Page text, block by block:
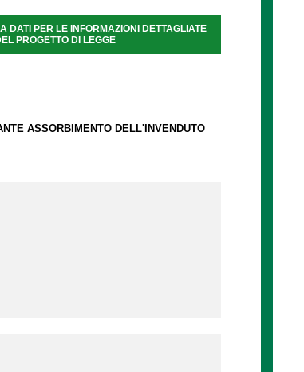
DATI PER LE INFORMAZIONI DETTAGLIATE
PROGETTO DI LEGGE
ASSORBIMENTO DELL'INVENDUTO